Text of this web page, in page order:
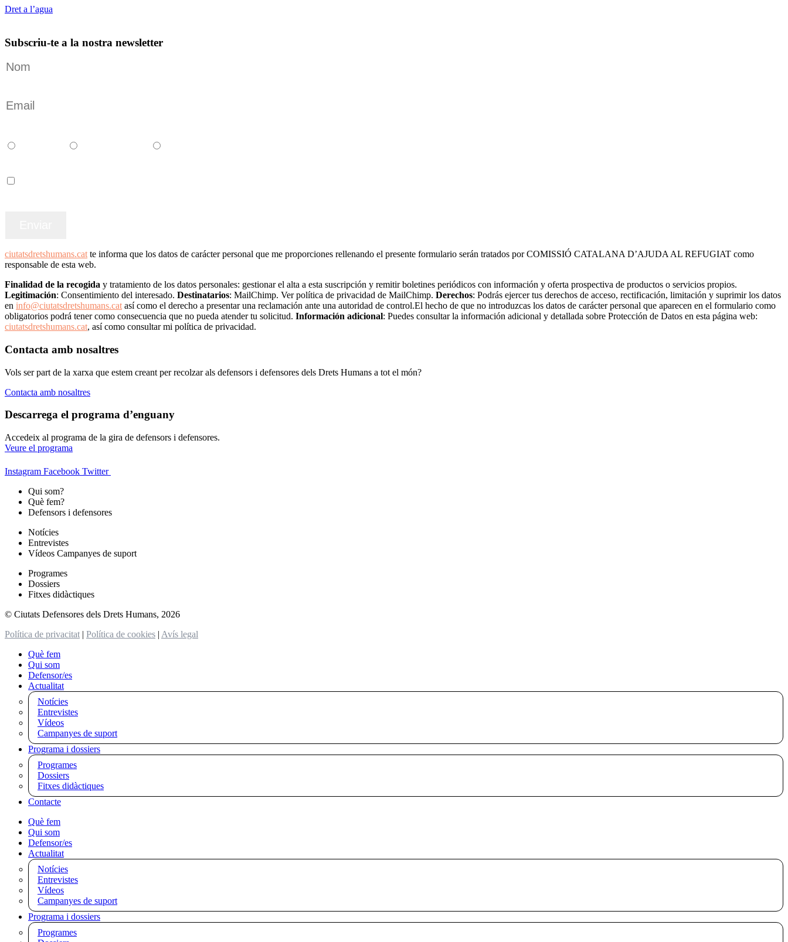
Dret a l’agua
Subscriu-te a la nostra newsletter
ciutatsdretshumans.cat te informa que los datos de carácter personal que me proporciones rellenando el presente formulario serán tratados por COMISSIÓ CATALANA D’AJUDA AL REFUGIAT como
responsable de esta web.
Finalidad de la recogida y tratamiento de los datos personales: gestionar el alta a esta suscripción y remitir boletines periódicos con información y oferta prospectiva de productos o servicios propios.
Legitimación: Consentimiento del interesado. Destinatarios: MailChimp. Ver política de privacidad de MailChimp. Derechos: Podrás ejercer tus derechos de acceso, rectificación, limitación y suprimir los datos
en info@ciutatsdretshumans.cat así como el derecho a presentar una reclamación ante una autoridad de control.El hecho de que no introduzcas los datos de carácter personal que aparecen en el formulario como
obligatorios podrá tener como consecuencia que no pueda atender tu solicitud. Información adicional: Puedes consultar la información adicional y detallada sobre Protección de Datos en esta página web:
ciutatsdretshumans.cat, así como consultar mi política de privacidad.
Contacta amb nosaltres
Vols ser part de la xarxa que estem creant per recolzar als defensors i defensores dels Drets Humans a tot el món?
Contacta amb nosaltres
Descarrega el programa d’enguany
Accedeix al programa de la gira de defensors i defensores.
Veure el programa
Instagram Facebook Twitter
Qui som?
Què fem?
Defensors i defensores
Notícies
Entrevistes
Vídeos Campanyes de suport
Programes
Dossiers
Fitxes didàctiques
© Ciutats Defensores dels Drets Humans, 2026
Política de privacitat | Política de cookies | Avís legal
Què fem
Qui som
Defensor/es
Actualitat
Notícies
Entrevistes
Vídeos
Campanyes de suport
Programa i dossiers
Programes
Dossiers
Fitxes didàctiques
Contacte
Què fem
Qui som
Defensor/es
Actualitat
Notícies
Entrevistes
Vídeos
Campanyes de suport
Programa i dossiers
Programes